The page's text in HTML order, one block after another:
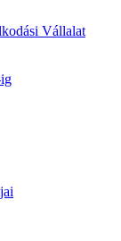
Vállalat